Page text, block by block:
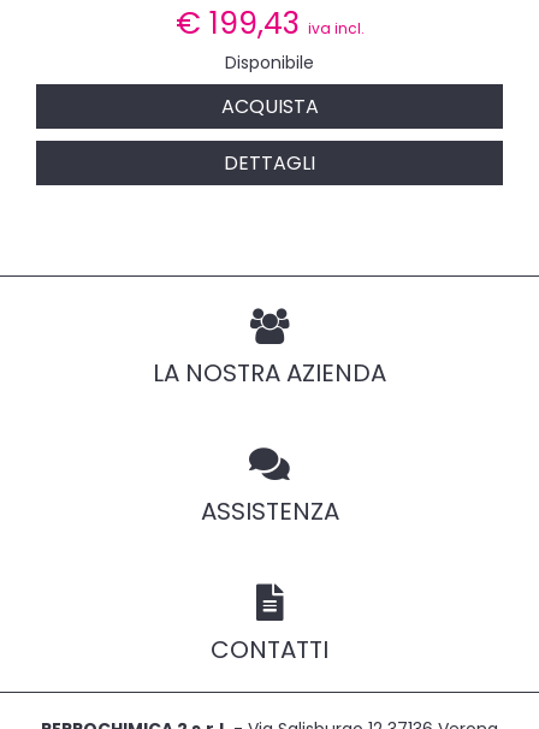
€ 199,43 iva incl.
Disponibile
ACQUISTA
DETTAGLI
LA NOSTRA AZIENDA
ASSISTENZA
CONTATTI